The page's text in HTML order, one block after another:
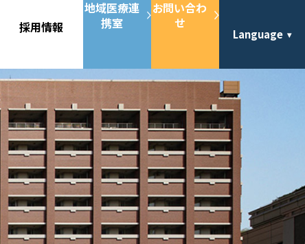
採用情報
地域医療連
携室
お問い合わ
せ
Language